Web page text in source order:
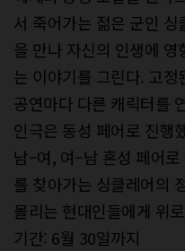
서 죽어가는 젊은 군인
을 만나 자신의 인생에
는 이야기를 그린다. 고
공연마다 다른 캐릭터를
인극은 동성 페어로 진행
남–여, 여–남 혼성 페어
를 찾아가는 싱클레어의
몰리는 현대인들에게 위
기간: 6월 30일까지